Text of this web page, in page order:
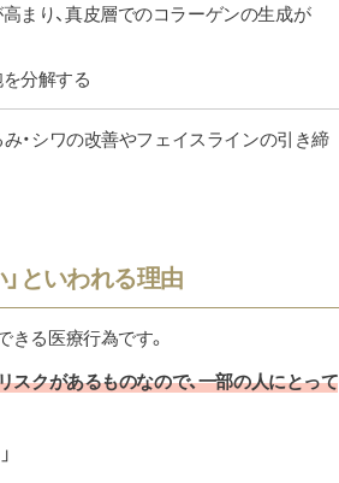
まり、真皮層でのコラーゲンの生成が
分解する
・シワの改善やフェイスラインの引き締
といわれる理由
る医療行為です。
スクがあるものなので、一部の人にとって